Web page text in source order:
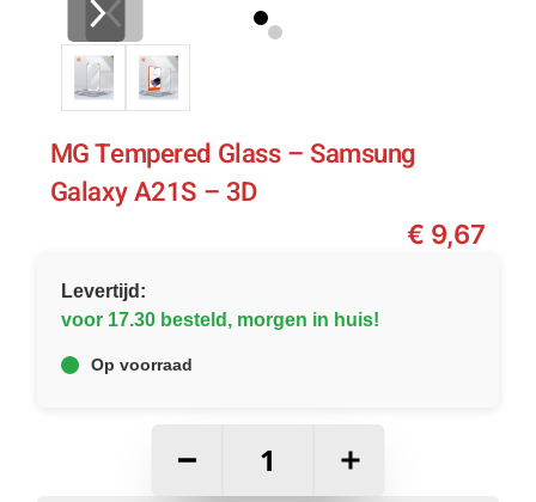
MG Tempered Glass – Samsung
Galaxy A21S – 3D
€ 9,67
Levertijd:
voor 17.30 besteld, morgen in huis!
Op voorraad
+